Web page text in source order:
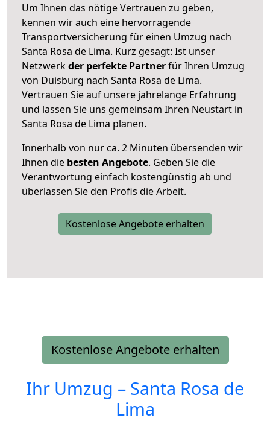
Um Ihnen das nötige Vertrauen zu geben,
kennen wir auch eine hervorragende
Transportversicherung für einen Umzug nach
Santa Rosa de Lima. Kurz gesagt: Ist unser
Netzwerkder perfekte Partnerfür Ihren Umzug
von Duisburg nach Santa Rosa de Lima.
Vertrauen Sie auf unsere jahrelange Erfahrung
und lassen Sie uns gemeinsam Ihren Neustart in
Santa Rosa de Lima planen.
Innerhalb von nur ca. 2 Minuten übersenden wir
Ihnen die besten Angebote. Geben Sie die
Verantwortung einfach kostengünstig ab und
überlassen Sie den Profis die Arbeit.
Kostenlose Angebote erhalten
Kostenlose Angebote erhalten
Ihr Umzug – Santa Rosa de
Lima